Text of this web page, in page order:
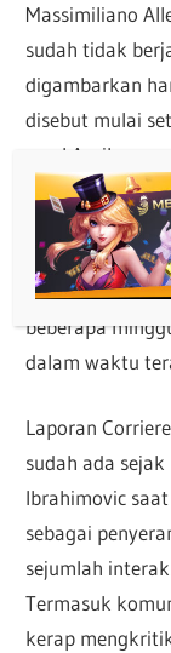
Massimiliano
sudah tidak
digambarkan
disebut mulai
awal April.
Perdebatan
2026-27
Ibrahimovic
beberapa
dalam waktu
Laporan
sudah ada
Ibrahimovic
sebagai
sejumlah
Termasuk
kerap